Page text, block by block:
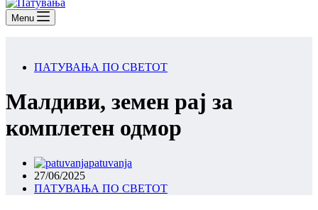
Menu
ПАТУВАЊА ПО СВЕТОТ
Малдиви, земен рај за
комплетен одмор
patuvanja
27/06/2025
ПАТУВАЊА ПО СВЕТОТ